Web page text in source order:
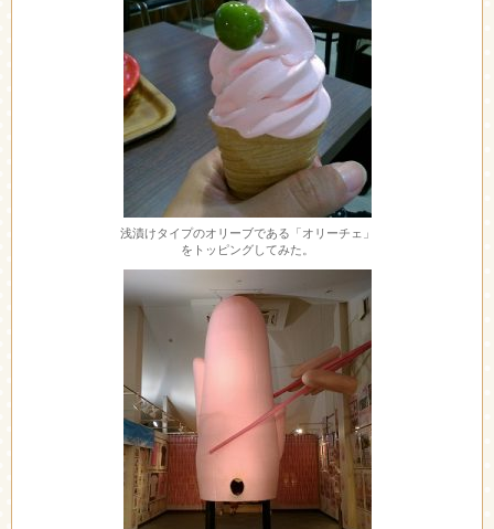
浅漬けタイプのオリーブである「オリーチェ」
をトッピングしてみた。